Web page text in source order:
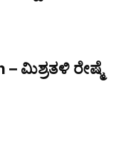
ಮಿಶ್ರತಳಿ ರೇಷ್ಮೆ